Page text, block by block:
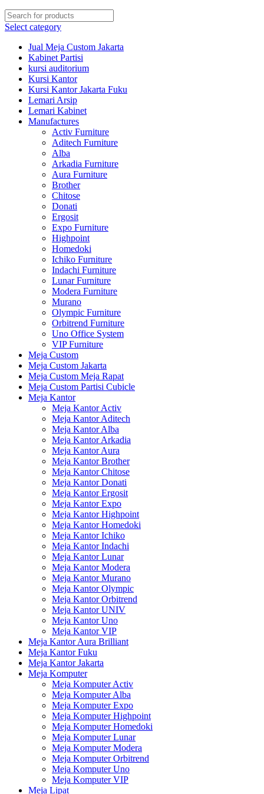
Select category
Jual Meja Custom Jakarta
Kabinet Partisi
kursi auditorium
Kursi Kantor
Kursi Kantor Jakarta Fuku
Lemari Arsip
Lemari Kabinet
Manufactures
Activ Furniture
Aditech Furniture
Alba
Arkadia Furniture
Aura Furniture
Brother
Chitose
Donati
Ergosit
Expo Furniture
Highpoint
Homedoki
Ichiko Furniture
Indachi Furniture
Lunar Furniture
Modera Furniture
Murano
Olympic Furniture
Orbitrend Furniture
Uno Office System
VIP Furniture
Meja Custom
Meja Custom Jakarta
Meja Custom Meja Rapat
Meja Custom Partisi Cubicle
Meja Kantor
Meja Kantor Activ
Meja Kantor Aditech
Meja Kantor Alba
Meja Kantor Arkadia
Meja Kantor Aura
Meja Kantor Brother
Meja Kantor Chitose
Meja Kantor Donati
Meja Kantor Ergosit
Meja Kantor Expo
Meja Kantor Highpoint
Meja Kantor Homedoki
Meja Kantor Ichiko
Meja Kantor Indachi
Meja Kantor Lunar
Meja Kantor Modera
Meja Kantor Murano
Meja Kantor Olympic
Meja Kantor Orbitrend
Meja Kantor UNIV
Meja Kantor Uno
Meja Kantor VIP
Meja Kantor Aura Brilliant
Meja Kantor Fuku
Meja Kantor Jakarta
Meja Komputer
Meja Komputer Activ
Meja Komputer Alba
Meja Komputer Expo
Meja Komputer Highpoint
Meja Komputer Homedoki
Meja Komputer Lunar
Meja Komputer Modera
Meja Komputer Orbitrend
Meja Komputer Uno
Meja Komputer VIP
Meja Lipat